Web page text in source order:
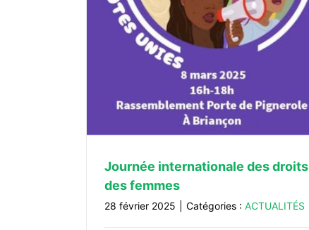
Journée internationale des droits
des femmes
28 février 2025 Catégories : ACTUALITÉS